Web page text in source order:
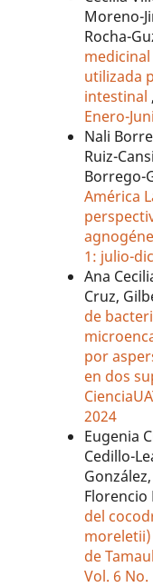
Moreno-
Rocha-
utilizada
intestinal ,
Enero-
Nali
Ruiz-
Borrego-
América
1: julio-
Ana
Cruz,
de
por
en dos
2024
Eugenia
Cedillo-
del
de
Vol. 6